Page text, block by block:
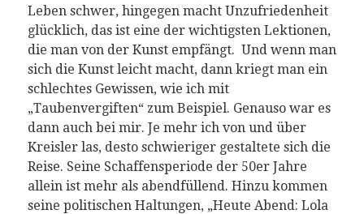
Leben schwer, hingegen macht Unzufriedenheit
glücklich, das ist eine der wichtigsten Lektionen,
die man von der Kunst empfängt. Und wenn man
sich die Kunst leicht macht, dann kriegt man ein
schlechtes Gewissen, wie ich mit
„Taubenvergiften“ zum Beispiel. Genauso war es
dann auch bei mir. Je mehr ich von und über
Kreisler las, desto schwieriger gestaltete sich die
Reise. Seine Schaffensperiode der 50er Jahre
allein ist mehr als abendfüllend. Hinzu kommen
seine politischen Haltungen, „Heute Abend: Lola